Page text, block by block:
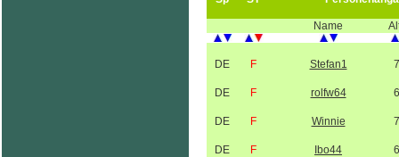
Name
DE F Stefan1
DE F rolfw64
DE F Winnie
DE F Ibo44